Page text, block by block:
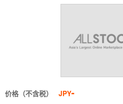
价格（不含税） JPY-